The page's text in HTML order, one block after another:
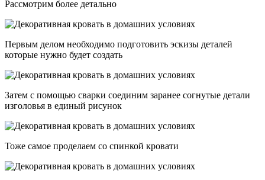
Рассмотрим более детально
Первым делом необходимо подготовить эскизы деталей
которые нужно будет создать
Затем с помощью сварки соединим заранее согнутые детали
изголовья в единый рисунок
Тоже самое проделаем со спинкой кровати